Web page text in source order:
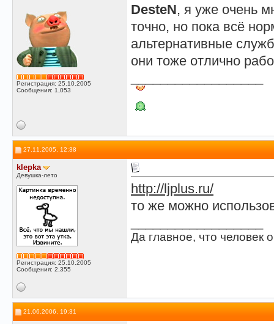
Регистрация: 25.10.2005
Сообщения: 1,053
DesteN, я уже очень
точно, но пока всё
альтернативные
они тоже отлично
27.11.2005, 12:38
klepka
Девушка-лето
Регистрация: 25.10.2005
Сообщения: 2,355
http://ljplus.ru/
то же можно
Да главное, что человек
21.06.2006, 19:31